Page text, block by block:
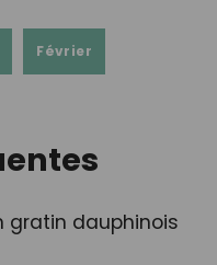
Février
gratin dauphinois